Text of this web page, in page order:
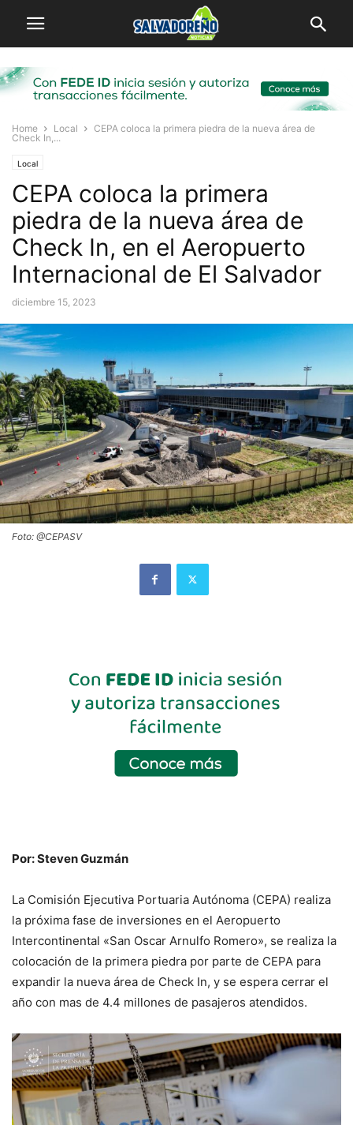
Home Local
CEPA coloca la primera piedra de la nueva área de
Check In,...
Local
CEPA coloca la primera
piedra de la nueva área de
Check In, en el Aeropuerto
Internacional de El Salvador
diciembre 15, 2023
Foto: @CEPASV
Por: Steven Guzmán
La Comisión Ejecutiva Portuaria Autónoma (CEPA) realiza
la próxima fase de inversiones en el Aeropuerto
Intercontinental «San Oscar Arnulfo Romero», se realiza la
colocación de la primera piedra por parte de CEPA para
expandir la nueva área de Check In, y se espera cerrar el
año con mas de 4.4 millones de pasajeros atendidos.